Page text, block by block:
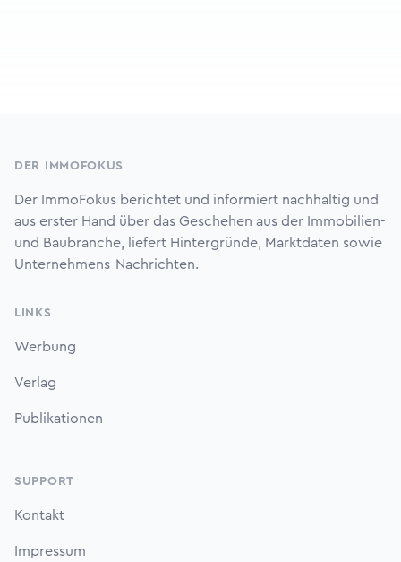
DER IMMOFOKUS
Der ImmoFokus berichtet und informiert nachhaltig und
aus erster Hand über das Geschehen aus der Immobilien-
und Baubranche, liefert Hintergründe, Marktdaten sowie
Unternehmens-Nachrichten.
LINKS
Werbung
Verlag
Publikationen
SUPPORT
Kontakt
Impressum